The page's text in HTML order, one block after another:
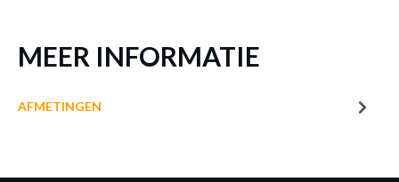
MEER INFORMATIE
AFMETINGEN